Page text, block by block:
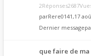
parRere0141,17
Dernier
que faire de